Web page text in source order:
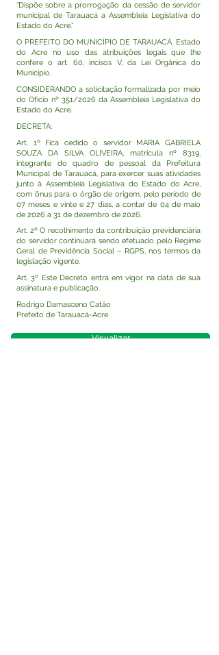
“Dispõe sobre a prorrogação da cessão de servidor
municipal de Tarauacá a Assembleia Legislativa do
Estado do Acre.”
O PREFEITO DO MUNICÍPIO DE TARAUACÁ. Estado
do Acre no uso das atribuições legais que lhe
confere o art. 60, incisos V, da Lei Orgânica do
Município.
CONSIDERANDO a solicitação formalizada por meio
do Ofício nº 351/2026 da Assembleia Legislativa do
Estado do Acre.
DECRETA:
Art. 1º Fica cedido o servidor MARIA GABRIELA
SOUZA DA SILVA OLIVEIRA, matrícula nº 8319,
integrante do quadro de pessoal da Prefeitura
Municipal de Tarauacá, para exercer suas atividades
junto à Assembleia Legislativa do Estado do Acre,
com ônus para o órgão de origem, pelo período de
07 meses e vinte e 27 dias, a contar de 04 de maio
de 2026 a 31 de dezembro de 2026.
Art. 2º O recolhimento da contribuição previdenciária
do servidor continuará sendo efetuado pelo Regime
Geral de Previdência Social – RGPS, nos termos da
legislação vigente.
Art. 3º Este Decreto entra em vigor na data de sua
assinatura e publicação.
Rodrigo Damasceno Catão
Prefeito de Tarauacá-Acre
Visualizar